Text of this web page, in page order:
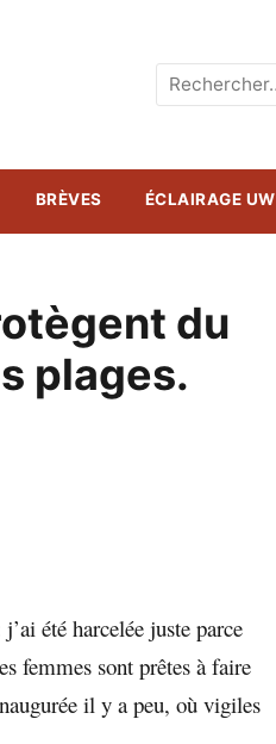
Rechercher
:
BRÈVES ÉCLAIRAGE UW
du
plages.
été harcelée juste parce
femmes sont prêtes à faire
il y a peu, où vigiles